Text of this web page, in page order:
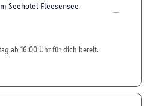
Seehotel Fleesensee
ab 16:00 Uhr für dich bereit.